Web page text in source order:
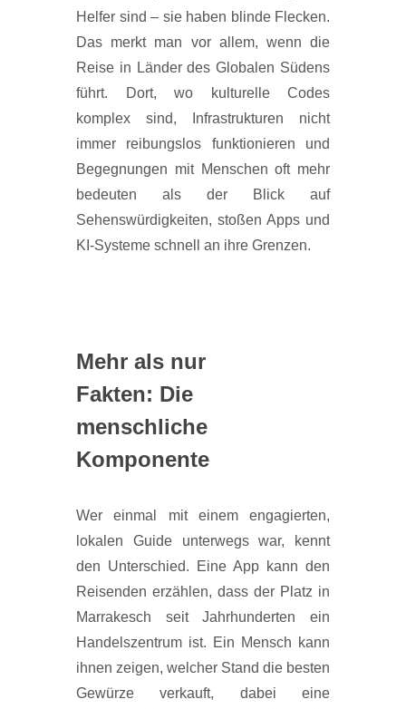
Helfer sind – sie haben blinde Flecken.
Das merkt man vor allem, wenn die
Reise in Länder des Globalen Südens
führt. Dort, wo kulturelle Codes
komplex sind, Infrastrukturen nicht
immer reibungslos funktionieren und
Begegnungen mit Menschen oft mehr
bedeuten als der Blick auf
Sehenswürdigkeiten, stoßen Apps und
KI-Systeme schnell an ihre Grenzen.
Mehr als nur
Fakten: Die
menschliche
Komponente
Wer einmal mit einem engagierten,
lokalen Guide unterwegs war, kennt
den Unterschied. Eine App kann den
Reisenden erzählen, dass der Platz in
Marrakesch seit Jahrhunderten ein
Handelszentrum ist. Ein Mensch kann
ihnen zeigen, welcher Stand die besten
Gewürze verkauft, dabei eine